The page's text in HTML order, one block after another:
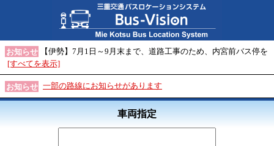
お知らせ
【伊勢】7月1日～9月末まで、道路工事のため、内宮前バス停を
[すべてを表示]
お知らせ 一部の路線にお知らせがあります
車両指定